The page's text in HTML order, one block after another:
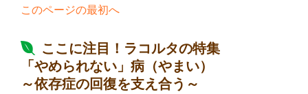
このページの最初へ
ここに注目！ラコルタの特集
「やめられない」病（やまい）
～依存症の回復を支え合う～